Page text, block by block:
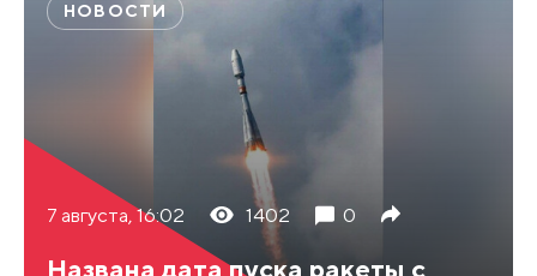
НОВОСТИ
7 августа, 16:02 1402 0
Названа дата пуска ракеты с